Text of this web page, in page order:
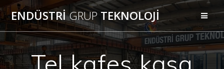
Skip
to
content
ENDÜSTRİGRUP TEKNOLOJİ